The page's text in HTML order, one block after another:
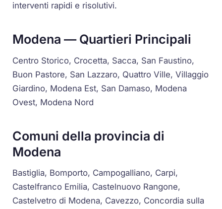
interventi rapidi e risolutivi.
Modena — Quartieri Principali
Centro Storico, Crocetta, Sacca, San Faustino,
Buon Pastore, San Lazzaro, Quattro Ville, Villaggio
Giardino, Modena Est, San Damaso, Modena
Ovest, Modena Nord
Comuni della provincia di
Modena
Bastiglia, Bomporto, Campogalliano, Carpi,
Castelfranco Emilia, Castelnuovo Rangone,
Castelvetro di Modena, Cavezzo, Concordia sulla